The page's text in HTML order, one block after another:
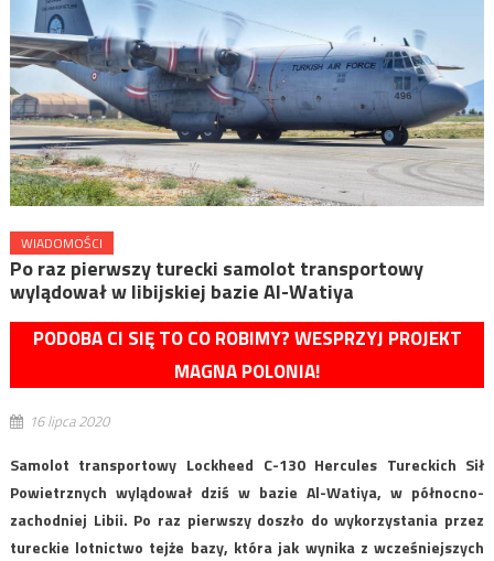
WIADOMOŚCI
Po raz pierwszy turecki samolot transportowy
wylądował w libijskiej bazie Al-Watiya
PODOBA CI SIĘ TO CO ROBIMY? WESPRZYJ PROJEKT
MAGNA POLONIA!
16 lipca 2020
Samolot transportowy Lockheed C-130 Hercules Tureckich Sił
Powietrznych wylądował dziś w bazie Al-Watiya, w północno-
zachodniej Libii. Po raz pierwszy doszło do wykorzystania przez
tureckie lotnictwo tejże bazy, która jak wynika z wcześniejszych